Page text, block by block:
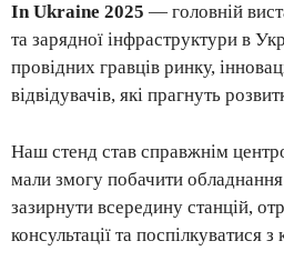
In Ukraine 2025 — головній
та зарядної інфраструктури в
провідних гравців ринку,
відвідувачів, які прагнуть
Наш стенд став справжнім
мали змогу побачити
зазирнути всередину станцій,
консультації та поспілкуватися